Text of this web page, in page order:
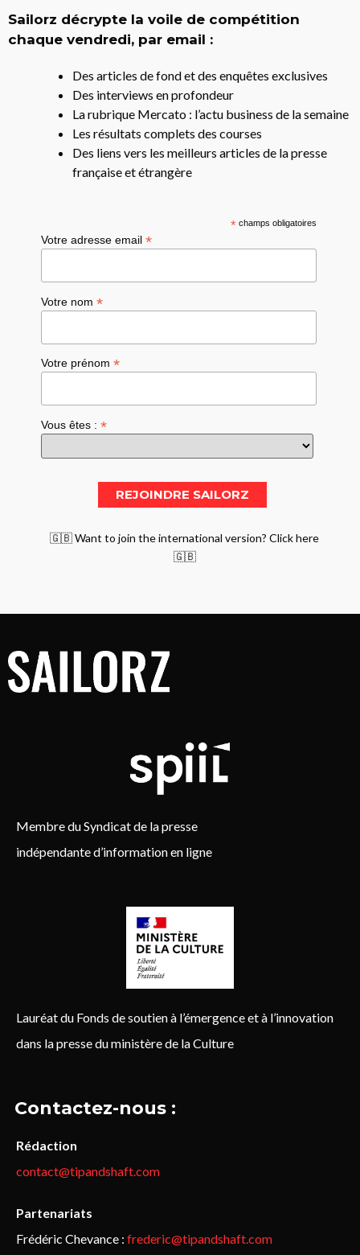
Sailorz décrypte la voile de compétition
chaque vendredi, par email :
Des articles de fond et des enquêtes exclusives
Des interviews en profondeur
La rubrique Mercato : l’actu business de la semaine
Les résultats complets des courses
Des liens vers les meilleurs articles de la presse
française et étrangère
*champs obligatoires
Votre adresse email*
Votre nom*
Votre prénom*
Vous êtes :*
🇬🇧 Want to join the international version? Click here
🇬🇧
Membre du Syndicat de la presse
indépendante d’information en ligne
Lauréat du Fonds de soutien à l’émergence et à l’innovation
dans la presse du ministère de la Culture
Contactez-nous :
Rédaction
contact@tipandshaft.com
Partenariats
Frédéric Chevance : frederic@tipandshaft.com